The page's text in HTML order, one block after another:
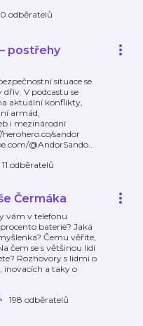
0 odběratelů
postřehy
situace se
V podcastu se
aktuální konflikty,
armád,
i mezinárodní
sandor
@AndorSando…
11 odběratelů
Čermáka
vám v telefonu
baterie? Jaká
Čemu věříte,
čem se s většinou lidí
Rozhovory s lidmi o
inovacích a taky o
198 odběratelů